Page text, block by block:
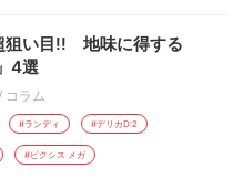
狙い目!! 地味に得する
4選
/ コラム
#ランディ #デリカD:2
#ピクシス メガ